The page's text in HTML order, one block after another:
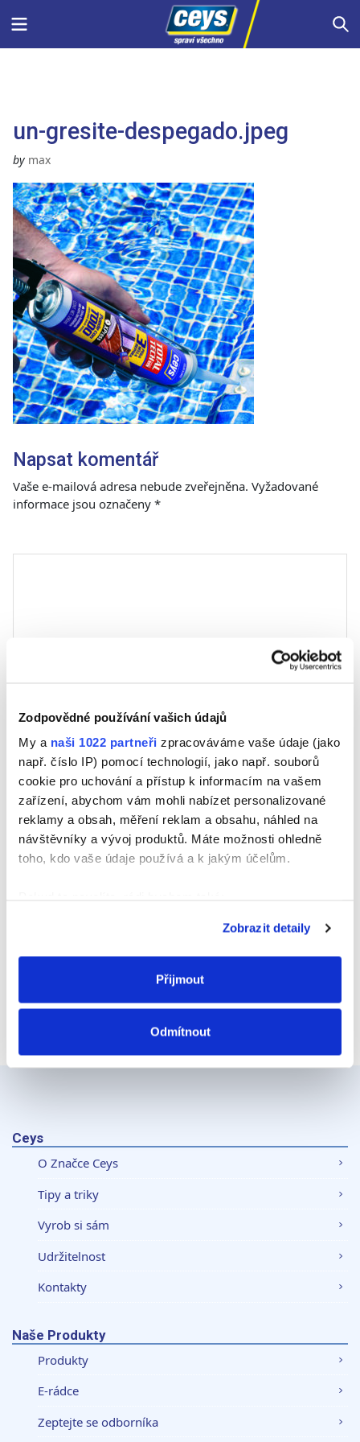
Zodpovědné používání vašich údajů
My a naši 1022 partneři zpracováváme vaše údaje (jako
např. číslo IP) pomocí technologií, jako např. souborů
cookie pro uchování a přístup k informacím na vašem
zařízení, abychom vám mohli nabízet personalizované
reklamy a obsah, měření reklam a obsahu, náhled na
návštěvníky a vývoj produktů. Máte možnosti ohledně
toho, kdo vaše údaje používá a k jakým účelům.
poloze, které mohou být přesné na několik metrů
Identifikovali vaše zařízení pomocí aktivního
skenování pro konkrétní charakteristiky (otisk prstu)
Zjistěte více o tom, jak zpracováváme vaše osobní
Svůj souhlas můžete kdykoliv změnit nebo odvolat v
části Prohlášení o souborech cookie.
soubory cookie. Informace o tom, jak náš web používáte,
analýzy. Partneři tyto údaje mohou zkombinovat s
dalšími informacemi, které jste jim poskytli nebo které
Zobrazit detaily
Přijmout
Odmítnout
Menu
un-gresite-despegado.jpeg
by max
Napsat komentář
Vaše e-mailová adresa nebude zveřejněna. Vyžadované
informace jsou označeny *
Jméno
E-mail
Ceys
O Značce Ceys
Tipy a triky
Vyrob si sám
Udržitelnost
Kontakty
Naše Produkty
Produkty
E-rádce
Zeptejte se odborníka